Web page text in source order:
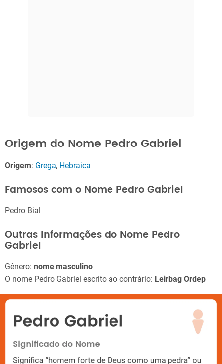
Origem do Nome Pedro Gabriel
Origem: Grega, Hebraica
Famosos com o Nome Pedro Gabriel
Pedro Bial
Outras Informações do Nome Pedro
Gabriel
Gênero: nome masculino
O nome Pedro Gabriel escrito ao contrário: Leirbag Ordep